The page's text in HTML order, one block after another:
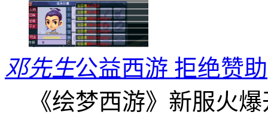
邓先生公益西游 拒绝赞助
《绘梦西游》新服火